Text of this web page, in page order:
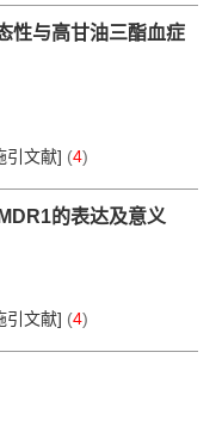
性与高甘油三酯血症
引文献] (4)
的表达及意义
引文献] (4)